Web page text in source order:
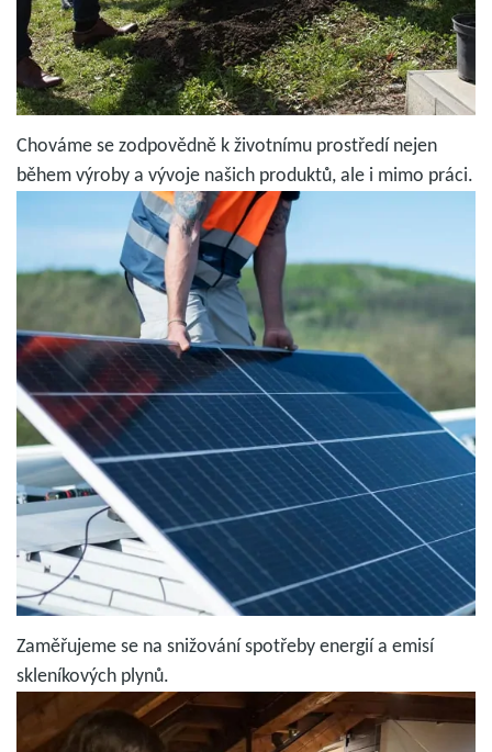
Chováme se zodpovědně k životnímu prostředí nejen
během výroby a vývoje našich produktů, ale i mimo práci.
Zaměřujeme se na snižování spotřeby energií a emisí
skleníkových plynů.